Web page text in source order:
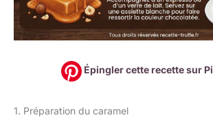
Épingler cette recette sur
1. Préparation du caramel